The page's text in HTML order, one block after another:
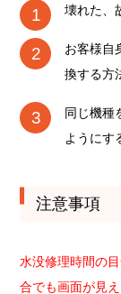
壊れた、
お客様自
換する方
同じ機種
ようにす
注意事項
水没修理時間の
合でも画面が見